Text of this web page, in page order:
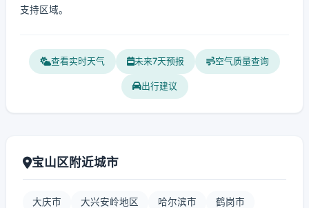
支持区域。
查看实时天气 未来7天预报 空气质量查询
出行建议
宝山区附近城市
大庆市 大兴安岭地区 哈尔滨市 鹤岗市